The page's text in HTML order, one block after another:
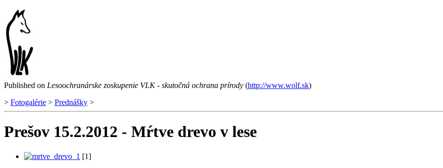
Published on Lesoochranárske zoskupenie VLK - skutočná ochrana prírody (http://www.wolf.sk)
> Fotogalérie > Prednášky >
Prešov 15.2.2012 - Mŕtve drevo v lese
[1]